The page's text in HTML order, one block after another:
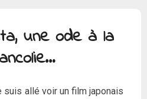
une ode à la
suis allé voir un film japonais